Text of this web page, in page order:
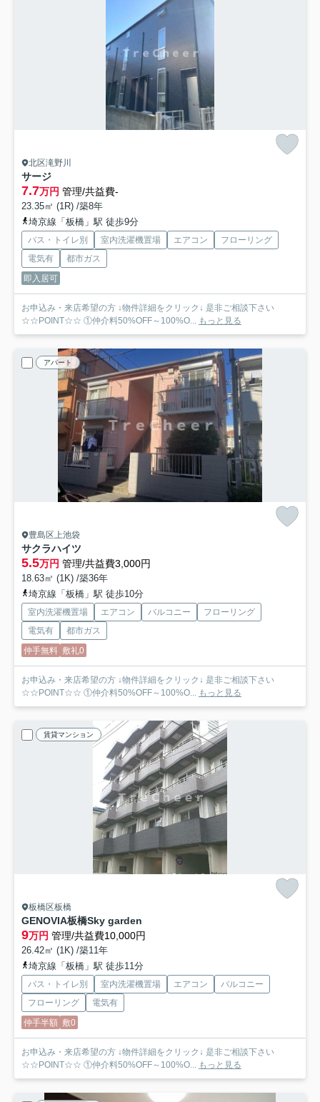
北区滝野川
サージ
7.7万円 管理/共益費-
23.35㎡ (1R) /築8年
埼京線「板橋」駅 徒歩9分
バス・トイレ別 室内洗濯機置場 エアコン
フローリング
電気有
都市ガス
即入居可
お申込み・来店希望の方 ↓物件詳細をクリック↓ 是非ご相談下さい
☆☆POINT☆☆ ①仲介料50%OFF～100%O... もっと見る
アパート
豊島区上池袋
サクラハイツ
5.5万円 管理/共益費3,000円
18.63㎡ (1K) /築36年
埼京線「板橋」駅 徒歩10分
室内洗濯機置場 エアコン バルコニー
フローリング
電気有
都市ガス
仲手無料 敷礼0
お申込み・来店希望の方 ↓物件詳細をクリック↓ 是非ご相談下さい
☆☆POINT☆☆ ①仲介料50%OFF～100%O... もっと見る
賃貸マンション
板橋区板橋
GENOVIA板橋Sky garden
9万円 管理/共益費10,000円
26.42㎡ (1K) /築11年
埼京線「板橋」駅 徒歩11分
バス・トイレ別 室内洗濯機置場 エアコン
バルコニー
フローリング
電気有
仲手半額 敷0
お申込み・来店希望の方 ↓物件詳細をクリック↓ 是非ご相談下さい
☆☆POINT☆☆ ①仲介料50%OFF～100%O... もっと見る